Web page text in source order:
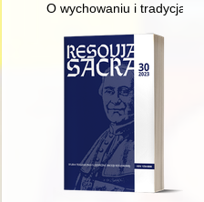
O wychowaniu i